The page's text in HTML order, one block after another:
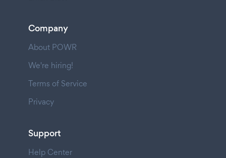
Company
About POWR
We're hiring!
Terms of Service
Privacy
Support
Help Center